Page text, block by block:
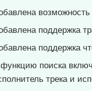
поддержка
поддержка
поиска
трека и